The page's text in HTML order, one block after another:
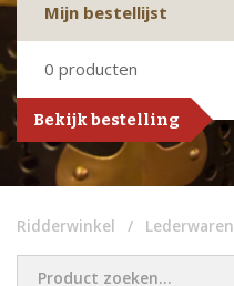
Mijn bestellijst
0 producten
Bekijk bestelling
Ridderwinkel Lederwaren